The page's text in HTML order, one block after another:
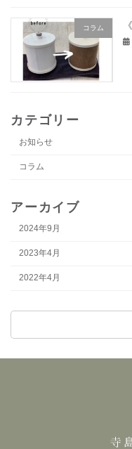
コラム
カテゴリー
お知らせ
コラム
アーカイブ
2024年9月
2023年4月
2022年4月
検